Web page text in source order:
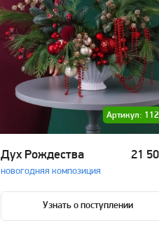
Артикул:
Дух Рождества
новогодняя композиция
21
Узнать о поступлении